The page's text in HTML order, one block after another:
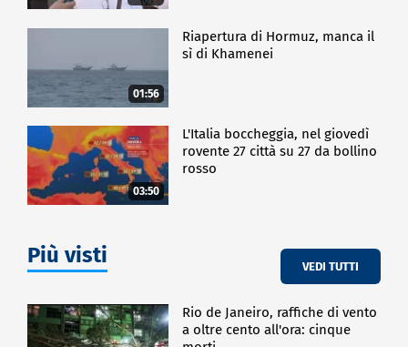
01:56
Riapertura di Hormuz, manca il
sì di Khamenei
03:50
L'Italia boccheggia, nel giovedì
rovente 27 città su 27 da bollino
rosso
Più visti VEDI TUTTI
Rio de Janeiro, raffiche di vento
a oltre cento all'ora: cinque